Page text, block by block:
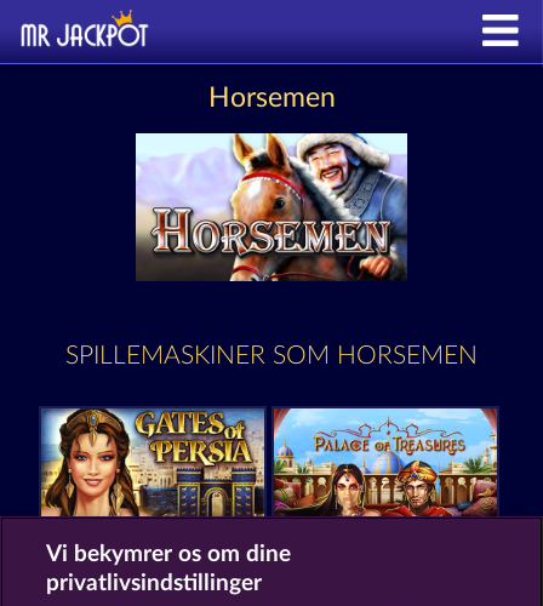
Horsemen
SPILLEMASKINER SOM HORSEMEN
Gates of Persia Palace of Treasures
Vi bekymrer os om dine
privatlivsindstillinger